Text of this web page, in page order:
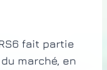
fait partie
marché, en